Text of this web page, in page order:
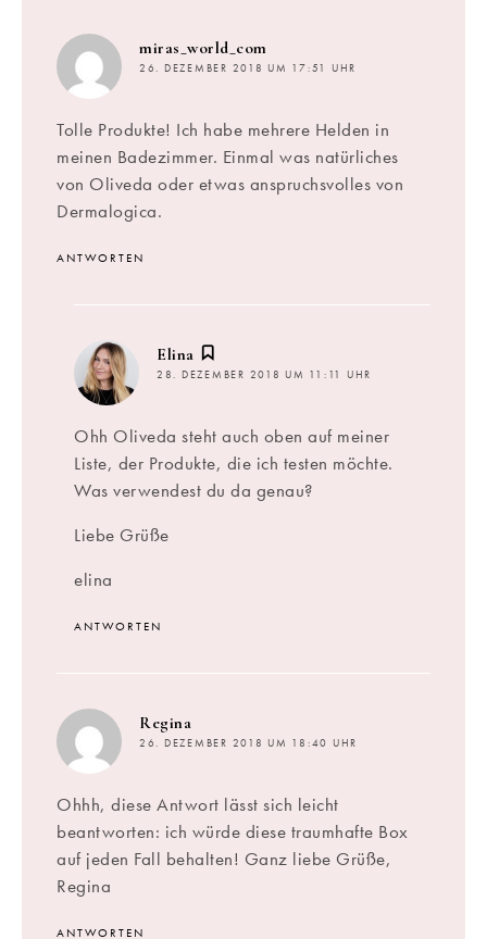
miras_world_com
26. DEZEMBER 2018 UM 17:51 UHR
Tolle Produkte! Ich habe mehrere Helden in
meinen Badezimmer. Einmal was natürliches
von Oliveda oder etwas anspruchsvolles von
Dermalogica.
ANTWORTEN
Elina
28. DEZEMBER 2018 UM 11:11 UHR
Ohh Oliveda steht auch oben auf meiner
Liste, der Produkte, die ich testen möchte.
Was verwendest du da genau?
Liebe Grüße
elina
ANTWORTEN
Regina
26. DEZEMBER 2018 UM 18:40 UHR
Ohhh, diese Antwort lässt sich leicht
beantworten: ich würde diese traumhafte Box
auf jeden Fall behalten! Ganz liebe Grüße,
Regina
ANTWORTEN